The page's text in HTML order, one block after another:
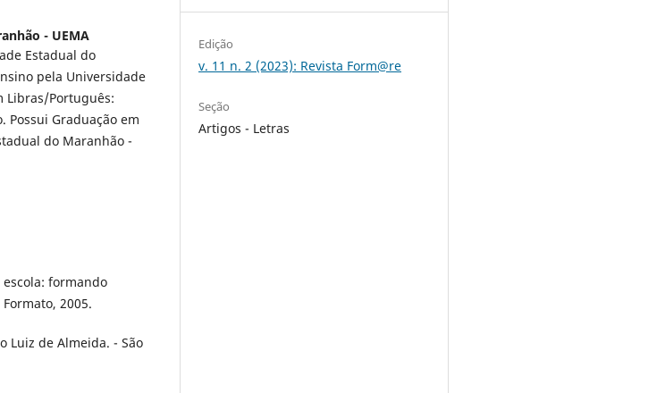
- UEMA
Estadual do
pela Universidade
Libras/Português:
Possui Graduação em
do Maranhão -
escola: formando
2005.
Luiz de Almeida. - São
Edição
v. 11 n. 2 (2023): Revista Form@re
Seção
Artigos - Letras